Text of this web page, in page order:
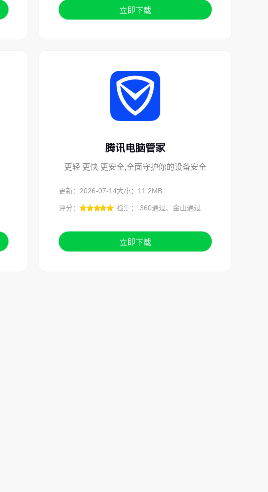
立即下载
腾讯电脑管家
更轻 更快 更安全,全面守护你的设备安全
更新：2026-07-14大小：11.2MB
评分： 检测： 360通过、金山通过
立即下载